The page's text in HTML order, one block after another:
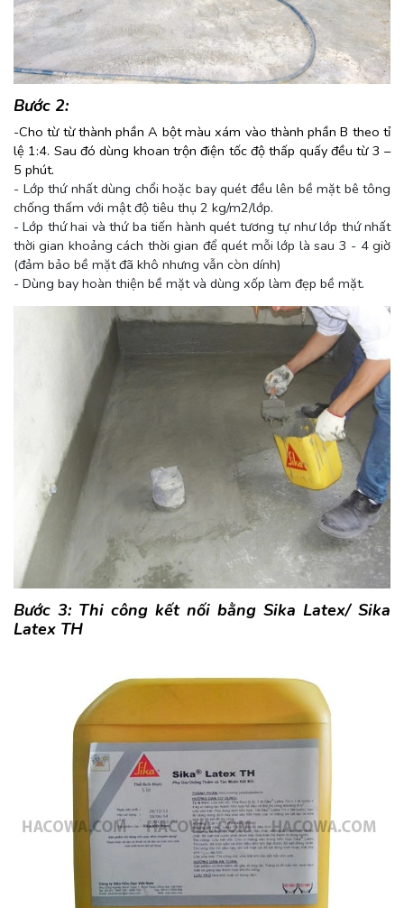
Bước 2:
-Chotừ từ thành phần A bột màu xám vào thành phần B theo tỉ
lệ 1:4. Sau đó dùng khoan trộn điện tốc độ thấp quấy đều từ 3 –
5 phút.
- Lớp thứ nhất dùng chổi hoặc bay quét đều lên bề mặt bê tông
chống thấm với mật độ tiêu thụ 2 kg/m2/lớp.
- Lớp thứ hai và thứ ba tiến hành quét tương tự như lớp thứ nhất
thời gian khoảng cách thời gian để quét mỗi lớp là sau 3 - 4 giờ
(đảm bảo bề mặt đã khô nhưng vẫn còn dính)
- Dùng bay hoàn thiện bề mặt và dùng xốp làm đẹp bề mặt.
Bước 3: Thi công kết nối bằng Sika Latex/ Sika
Latex TH